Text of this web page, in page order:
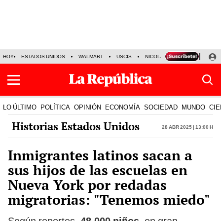
HOY ESTADOS UNIDOS WALMART USCIS NICOLÁS MADURO P-8
LO ÚLTIMO POLÍTICA OPINIÓN ECONOMÍA SOCIEDAD MUNDO
Historias Estados Unidos 28 Abr 2025 | 13:00 h
Inmigrantes latinos sacan a
sus hijos de las escuelas en
Nueva York por redadas
migratorias: "Tenemos miedo"